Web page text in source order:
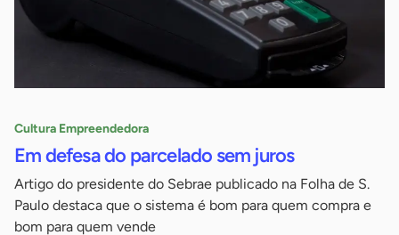
Cultura Empreendedora
Em defesa do parcelado sem juros
Artigo do presidente do Sebrae publicado na Folha de S.
Paulo destaca que o sistema é bom para quem compra e
bom para quem vende